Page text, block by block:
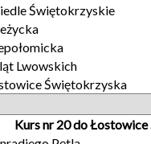
Świętokrzyskie
Lwowskich
Świętokrzyska
Kurs nr 20 do